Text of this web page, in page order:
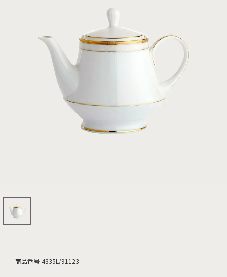
商品番号 4335L/91123